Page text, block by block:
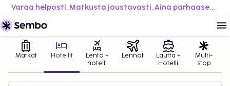
Varaa helposti. Matkusta joustavasti. Aina parhaaseen hintaan.
Matkat Hotellit
Lento +
hotelli
Lennot
Lautta +
Hotelli
Multi-
stop